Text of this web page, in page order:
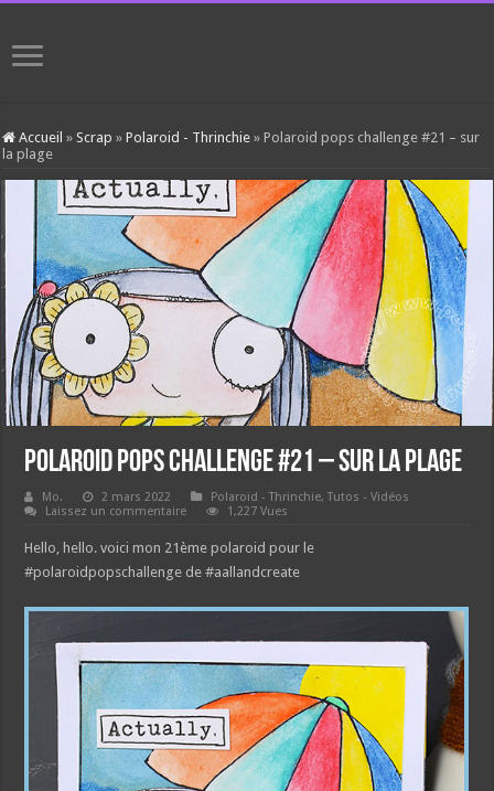
Accueil » Scrap » Polaroid - Thrinchie » Polaroid pops challenge #21 – sur
la plage
Polaroid pops challenge #21 – sur la plage
Mo. 2 mars 2022 Polaroid - Thrinchie,Tutos - Vidéos
Laissez un commentaire
1,227 Vues
Hello, hello. voici mon 21ème polaroid pour le
#polaroidpopschallenge de #aallandcreate